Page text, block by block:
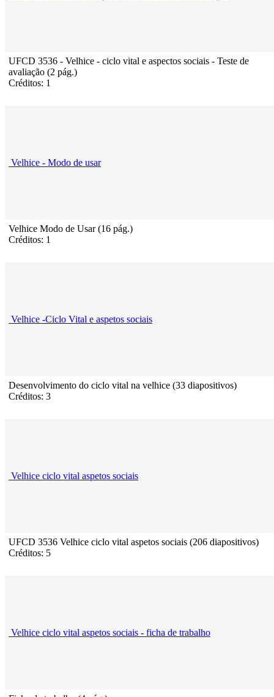
UFCD 3536 - Velhice - ciclo vital e aspectos sociais - Teste de
avaliação (2 pág.)
Créditos: 1
Velhice - Modo de usar
Velhice Modo de Usar (16 pág.)
Créditos: 1
Velhice -Ciclo Vital e aspetos sociais
Desenvolvimento do ciclo vital na velhice (33 diapositivos)
Créditos: 3
Velhice ciclo vital aspetos sociais
UFCD 3536 Velhice ciclo vital aspetos sociais (206 diapositivos)
Créditos: 5
Velhice ciclo vital aspetos sociais - ficha de trabalho